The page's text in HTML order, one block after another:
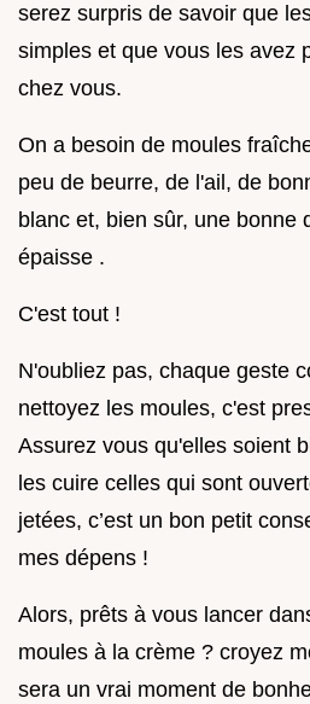
serez surpris de savoir que
simples et que vous les avez
chez vous.
On a besoin de moules
peu de beurre, de l'ail, de
blanc et, bien sûr, une bonne
épaisse .
C'est tout !
N'oubliez pas, chaque geste
nettoyez les moules, c'est
Assurez vous qu'elles soient
les cuire celles qui sont
jetées, c’est un bon petit
mes dépens !
Alors, prêts à vous lancer
moules à la crème ? croyez
sera un vrai moment de